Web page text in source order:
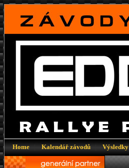
Home Kalendář závodů Výsledky